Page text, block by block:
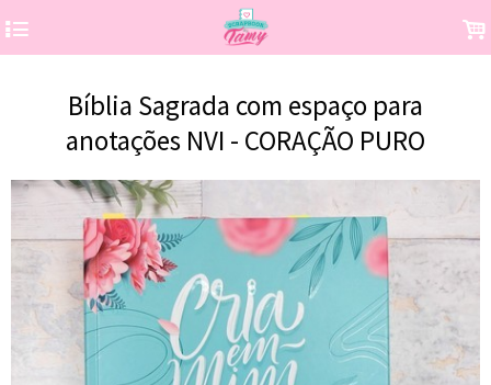
4 .
Bíblia Sagrada com espaço para
anotações NVI - CORAÇÃO PURO